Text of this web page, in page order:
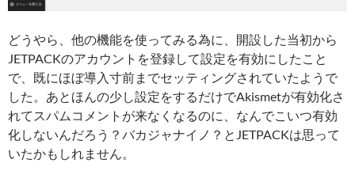
どうやら、他の機能を使ってみる為に、開設した当初から
JETPACKのアカウントを登録して設定を有効にしたこと
で、既にほぼ導入寸前までセッティングされていたようで
した。あとほんの少し設定をするだけでAkismetが有効化さ
れてスパムコメントが来なくなるのに、なんでこいつ有効
化しないんだろう？バカジャナイノ？とJETPACKは思って
いたかもしれません。